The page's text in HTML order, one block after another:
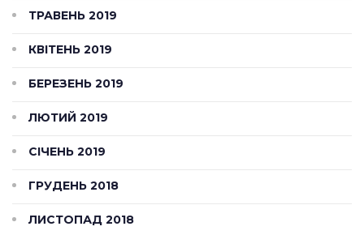
ТРАВЕНЬ 2019
КВІТЕНЬ 2019
БЕРЕЗЕНЬ 2019
ЛЮТИЙ 2019
СІЧЕНЬ 2019
ГРУДЕНЬ 2018
ЛИСТОПАД 2018